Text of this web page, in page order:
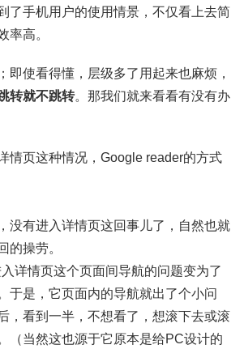
了手机用户的使用情景，不仅看上去简
率高。
即使看得懂，层级多了用起来也麻烦，
转就不跳转。那我们就来看看有没有办
情页这种情况，Google reader的方式
没有进入详情页这回事儿了，自然也就
的操劳。
详情页这个页面间导航的问题变为了
于是，它页面内的导航就出了个小问
，看到一半，不想看了，想滚下去或滚
（当然这也源于它原本是给PC设计的